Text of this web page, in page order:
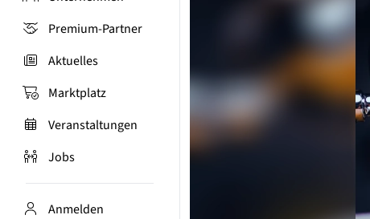
Premium-Partner
Aktuelles
Marktplatz
Veranstaltungen
Jobs
Anmelden